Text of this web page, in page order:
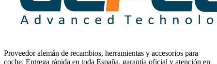
Proveedor alemán de recambios, herramientas y accesorios para
coche. Entrega rápida en toda España, garantía oficial y atención en